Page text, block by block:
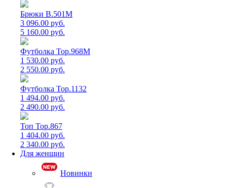
Брюки B.501M
3 096.00 руб.
5 160.00 руб.
Футболка Top.968M
1 530.00 руб.
2 550.00 руб.
Футболка Top.1132
1 494.00 руб.
2 490.00 руб.
Топ Top.867
1 404.00 руб.
2 340.00 руб.
Для женщин
Новинки